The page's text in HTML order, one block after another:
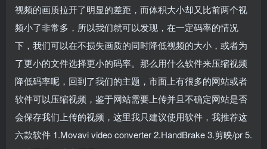
视频的画质拉开了明显的差距，而体积大小却又比前两个视
频小了非常多，所以我们就可以发现，在一定码率的情况
下，我们可以在不损失画质的同时降低视频的大小，或者为
了更小的文件选择更小的码率。那么用什么软件来压缩视频
降低码率呢，回到了我们的主题，市面上有很多的网站或者
软件可以压缩视频，鉴于网站需要上传并且不确定网站是否
会保存我们上传的视频，这里我只建议使用软件，我推荐这
六款软件 1.Movavi video converter 2.HandBrake 3.剪映/pr 5.